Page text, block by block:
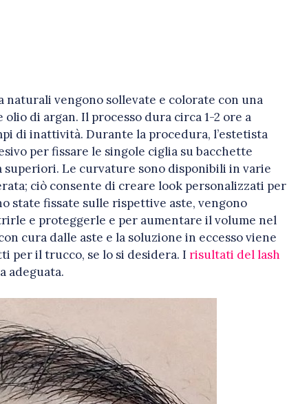
vengono sollevate e colorate con una
di argan. Il processo dura circa 1-2 ore a
di inattività. Durante la procedura, l’estetista
per fissare le singole ciglia su bacchette
Le curvature sono disponibili in varie
ciò consente di creare look personalizzati per
state fissate sulle rispettive aste, vengono
e proteggerle e per aumentare il volume nel
cura dalle aste e la soluzione in eccesso viene
per il trucco, se lo si desidera. I risultati del lash
adeguata.